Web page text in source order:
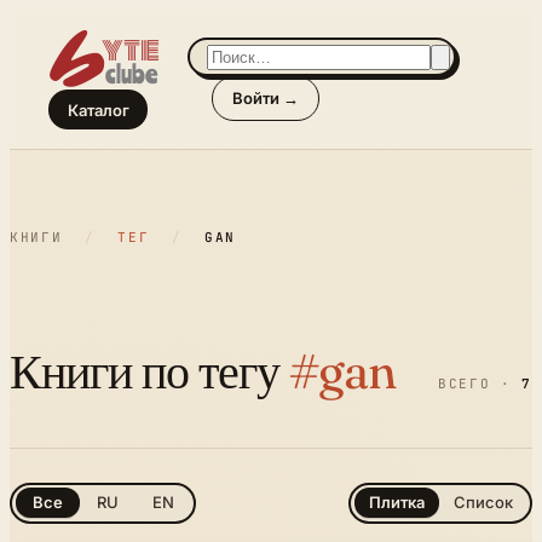
Каталог
Войти →
КНИГИ / ТЕГ / GAN
Книги по тегу#gan ВСЕГО ·7
Все RU EN Плитка Список